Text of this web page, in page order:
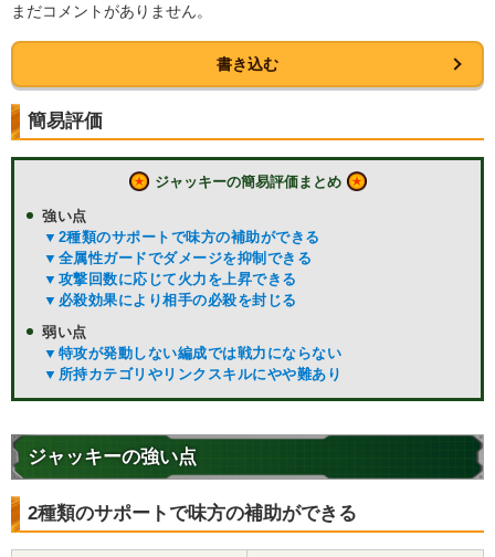
まだコメントがありません。
書き込む
簡易評価
ジャッキーの簡易評価まとめ
強い点
▼2種類のサポートで味方の補助ができる
▼全属性ガードでダメージを抑制できる
▼攻撃回数に応じて火力を上昇できる
▼必殺効果により相手の必殺を封じる
弱い点
▼特攻が発動しない編成では戦力にならない
▼所持カテゴリやリンクスキルにやや難あり
ジャッキーの強い点
2種類のサポートで味方の補助ができる